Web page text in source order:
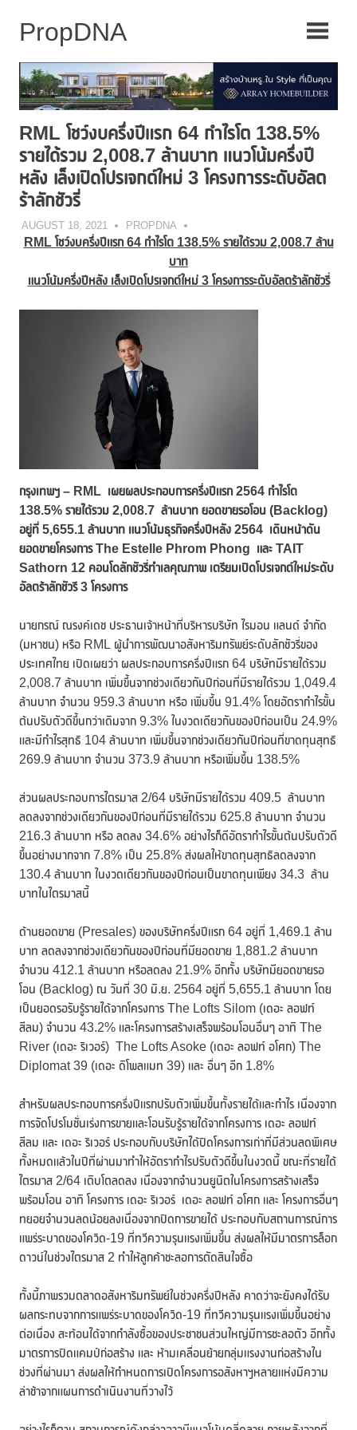
RML โชว์งบครึ่งปีแรก 64 กำไรโต 138.5%
รายได้รวม 2,008.7 ล้านบาท แนวโน้มครึ่งปี
หลัง เล็งเปิดโปรเจกต์ใหม่ 3 โครงการระดับอัลต
ร้าลักชัวรี่
AUGUST 18, 2021 PROPDNA
RML โชว์งบครึ่งปีแรก 64 กำไรโต 138.5% รายได้รวม 2,008.7 ล้าน
บาท
แนวโน้มครึ่งปีหลัง เล็งเปิดโปรเจกต์ใหม่ 3 โครงการระดับอัลตร้าลกชัวรี่
กรุงเทพฯ – RML เผยผลประกอบการครึ่งปีแรก 2564 กำไรโต
138.5% รายได้รวม 2,008.7 ล้านบาท ยอดขายรอโอน (Backlog)
อยู่ที่ 5,655.1 ล้านบาท แนวโน้มธุรกิจครึ่งปีหลัง 2564 เดินหน้าดัน
ยอดขายโครงการThe Estelle Phrom Phong และ TAIT
Sathorn 12 คอนโดลักชัวรี่ทำเลคุณภาพ เตรียมเปิดโปรเจกต์ใหม่ระดับ
อัลตร้าลักชัวรี 3 โครงการ
นายกรณ์ ณรงค์เดช ประธานเจ้าหน้าที่บริหารบริษัท ไรมอน แลนด์ จำกัด
(มหาชน) หรือ RML ผู้นำการพัฒนาอสังหาริมทรัพย์ระดับลักชัวรี่ของ
ประเทศไทย เปิดเผยว่า ผลประกอบการครึ่งปีแรก 64 บริษัทมีรายได้รวม
2,008.7 ล้านบาท เพิ่มขึ้นจากช่วงเดียวกันปีก่อนที่มีรายได้รวม 1,049.4
ล้านบาท จำนวน 959.3 ล้านบาท หรือ เพิ่มขึ้น 91.4% โดยอัตรากำไรขั้น
ต้นปรับตัวดีขึ้นกว่าเดิมจาก 9.3% ในงวดเดียวกันของปีก่อนเป็น 24.9%
และมีกำไรสุทธิ 104 ล้านบาท เพิ่มขึ้นจากช่วงเดียวกันปีก่อนที่ขาดทุนสุทธิ
269.9 ล้านบาท จำนวน 373.9 ล้านบาท หรือเพิ่มขึ้น 138.5%
ส่วนผลประกอบการไตรมาส 2/64 บริษัทมีรายได้รวม 409.5 ล้านบาท
ลดลงจากช่วงเดียวกันของปีก่อนที่มีรายได้รวม 625.8 ล้านบาท จำนวน
216.3 ล้านบาท หรือ ลดลง 34.6% อย่างไรก็ดีอัตรากำไรขั้นต้นปรับตัวดี
ขึ้นอย่างมากจาก 7.8% เป็น 25.8% ส่งผลให้ขาดทุนสุทธิลดลงจาก
130.4 ล้านบาท ในงวดเดียวกันของปีก่อนเป็นขาดทุนเพียง 34.3 ล้าน
บาทในไตรมาสนี้
ด้านยอดขาย (Presales) ของบริษัทครึ่งปีแรก 64 อยู่ที่ 1,469.1 ล้าน
บาท ลดลงจากช่วงเดียวกันของปีก่อนที่มียอดขาย 1,881.2 ล้านบาท
จำนวน 412.1 ล้านบาท หรือลดลง 21.9% อีกทั้ง บริษัทมียอดขายรอ
โอน (Backlog) ณ วันที่ 30 มิ.ย. 2564 อยู่ที่ 5,655.1 ล้านบาท โดย
เป็นยอดรอรับรู้รายได้จากโครงการ The Lofts Silom (เดอะ ลอฟท์
สีลม) จำนวน 43.2% และโครงการสร้างเสร็จพร้อมโอนอื่นๆ อาทิ The
River (เดอะ ริเวอร์) The Lofts Asoke (เดอะ ลอฟท์ อโศก) The
Diplomat 39 (เดอะ ดิโพลแมท 39) และ อื่นๆ อีก 1.8%
สำหรับผลประกอบการครึ่งปีแรกปรับตัวเพิ่มขึ้นทั้งรายได้และกำไร เนื่องจาก
การจัดโปรโมชั่นเร่งการขายและโอนรับรู้รายได้จากโครงการ เดอะ ลอฟท์
สีลม และ เดอะ ริเวอร์ ประกอบกับบริษัทได้ปิดโครงการเก่าที่มีส่วนลดพิเศษ
ทั้งหมดแล้วในปีที่ผ่านมาทำให้อัตรากำไรปรับตัวดีขึ้นในงวดนี้ ขณะที่รายได้
ไตรมาส 2/64 เติบโตลดลง เนื่องจากจำนวนยูนิตในโครงการสร้างเสร็จ
พร้อมโอน อาทิ โครงการ เดอะ ริเวอร์ เดอะ ลอฟท์ อโศก และ โครงการอื่นๆ
ทยอยจำนวนลดน้อยลงเนื่องจากปิดการขายได้ ประกอบกับสถานการณ์การ
แพร่ระบาดของโควิด-19 ที่ทวีความรุนแรงเพิ่มขึ้น ส่งผลให้มีมาตรการล็อก
ดาวน์ในช่วงไตรมาส 2 ทำให้ลูกค้าชะลอการตัดสินใจซื้อ
ทั้งนี้ภาพรวมตลาดอสังหาริมทรัพย์ในช่วงครึ่งปีหลัง คาดว่าจะยังคงได้รับ
ผลกระทบจากการแพร่ระบาดของโควิด-19 ที่ทวีความรุนแรงเพิ่มขึ้นอย่าง
ต่อเนื่อง สะท้อนได้จากกำลังซื้อของประชาชนส่วนใหญ่มีการชะลอตัว อีกทั้ง
มาตรการปิดแคมป์ก่อสร้าง และ ห้ามเคลื่อนย้ายกลุ่มแรงงานก่อสร้างใน
ช่วงที่ผ่านมา ส่งผลให้กำหนดการเปิดโครงการอสังหาฯหลายแห่งมีความ
ล่าช้าจากแผนการดำเนินงานที่วางไว้